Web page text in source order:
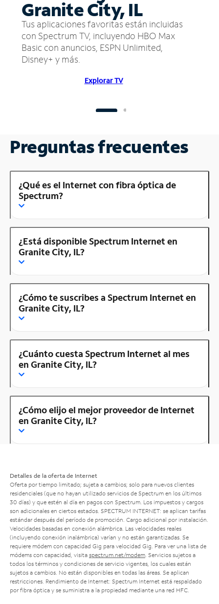
Granite City, IL
Tus aplicaciones favoritas están incluidas
con Spectrum TV, incluyendo HBO Max
Basic con anuncios, ESPN Unlimited,
Disney+ y más.
Explorar TV
Preguntas frecuentes
¿Qué es el Internet con fibra óptica de
Spectrum?
¿Está disponible Spectrum Internet en
Granite City, IL?
¿Cómo te suscribes a Spectrum Internet en
Granite City, IL?
¿Cuánto cuesta Spectrum Internet al mes
en Granite City, IL?
¿Cómo elijo el mejor proveedor de Internet
en Granite City, IL?
Detalles de la oferta de Internet
Oferta por tiempo limitado; sujeta a cambios; solo para nuevos clientes
residenciales (que no hayan utilizado servicios de Spectrum en los últimos
30 días) y que estén al día en pagos con Spectrum. Los impuestos y cargos
son adicionales en ciertos estados. SPECTRUM INTERNET: se aplican tarifas
estándar después del período de promoción. Cargo adicional por instalación.
Velocidades basadas en conexión alámbrica. Las velocidades reales
(incluyendo conexión inalámbrica) varían y no están garantizadas. Se
requiere módem con capacidad Gig para velocidad Gig. Para ver una lista de
módems con capacidad, visita spectrum.net/modem . Servicios sujetos a
todos los términos y condiciones de servicio vigentes, los cuales están
sujetos a cambios. No están disponibles en todas las áreas. Se aplican
restricciones. Rendimiento de Internet: Spectrum Internet está respaldado
por fibra óptica y se suministra a la propiedad mediante una red HFC.